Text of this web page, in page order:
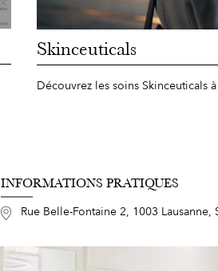
Skinceuticals
Découvrez les soins Skinceuticals
INFORMATIONS PRATIQUES
Rue Belle-Fontaine 2, 1003 Lausanne,